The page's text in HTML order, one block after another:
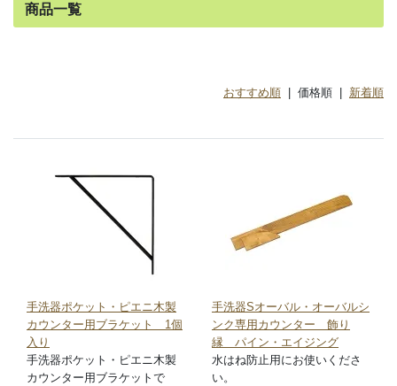
商品一覧
おすすめ順 | 価格順 | 新着順
手洗器ポケット・ピエニ木製
カウンター用ブラケット 1個
入り
手洗器ポケット・ピエニ木製
カウンター用ブラケットで
手洗器Sオーバル・オーバルシ
ンク専用カウンター 飾り
縁 パイン・エイジング
水はね防止用にお使いくださ
い。